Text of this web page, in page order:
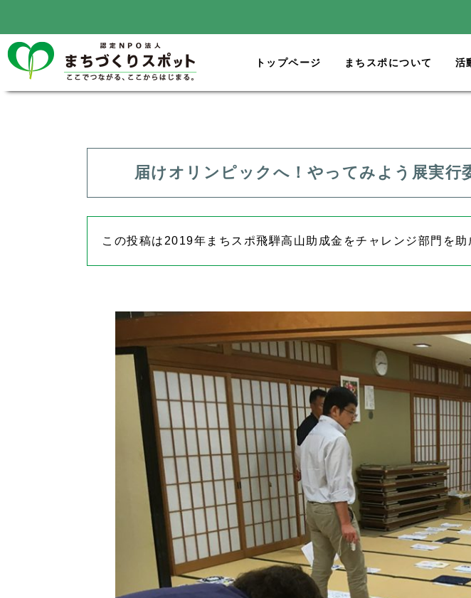
トップページ まちスポについて 活
届けオリンピックへ！やってみよう展実
この投稿は 2019年まちスポ飛騨高山助成金 をチャレンジ部門を